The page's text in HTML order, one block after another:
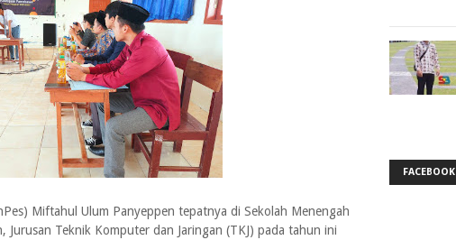
Miftahul Ulum Panyeppen tepatnya di Sekolah Menengah
Jurusan Teknik Komputer dan Jaringan (TKJ) pada tahun ini
FACEBOOK